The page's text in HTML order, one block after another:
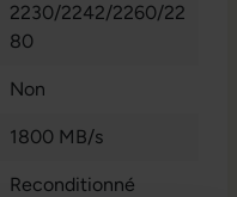
2230/2242/2260/22
80
Non
1800 MB/s
Reconditionné